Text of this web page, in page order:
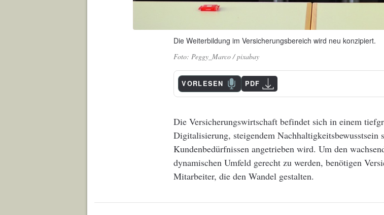
Die Weiterbildung im Versicherungsbereich wird neu konzipiert.
Peggy_Marco / pixabay
VORLESEN PDF
Die Versicherungswirtschaft befindet sich in einem
Digitalisierung, steigendem Nachhaltigkeitsbewusstsein
Kundenbedürfnissen angetrieben wird. Um den
dynamischen Umfeld gerecht zu werden, benötigen
Mitarbeiter, die den Wandel gestalten.